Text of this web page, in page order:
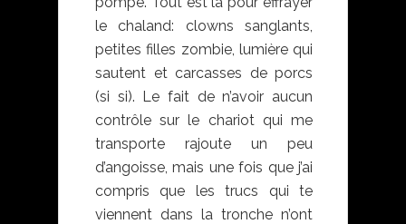
le chaland: clowns sanglants,
petites filles zombie, lumière qui
sautent et carcasses de porcs
(si si). Le fait de n’avoir aucun
contrôle sur le chariot qui me
transporte rajoute un peu
d’angoisse, mais une fois que j’ai
compris que les trucs qui te
viennent dans la tronche n’ont